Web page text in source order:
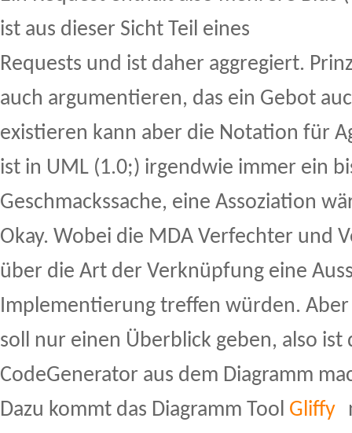
ist aus dieser Sicht Teil eines
Requests und ist daher aggregiert.
auch argumentieren, das ein Gebot
existieren kann aber die Notation für
ist in UML (1.0;) irgendwie immer ein
Geschmackssache, eine Assoziation
Okay. Wobei die MDA Verfechter und
über die Art der Verknüpfung eine
Implementierung treffen würden. Aber
soll nur einen Überblick geben, also ist
CodeGenerator aus dem Diagramm
Dazu kommt das Diagramm Tool Gliffy